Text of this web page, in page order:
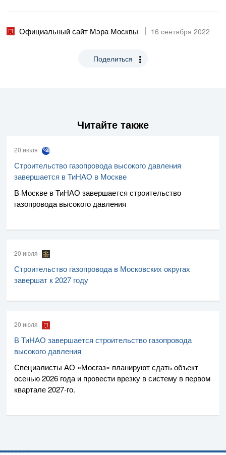
Официальный сайт Мэра Москвы 16 сентября 2022
Поделиться
Читайте также
20 июля
Строительство газопровода высокого давления
завершается в ТиНАО в Москве
В Москве в ТиНАО завершается строительство
газопровода высокого давления
20 июля
Строительство газопровода в Московских округах
завершат к 2027 году
20 июля
В ТиНАО завершается строительство газопровода
высокого давления
Специалисты АО «Мосгаз» планируют сдать объект
осенью 2026 года и провести врезку в систему в первом
квартале2027-го.